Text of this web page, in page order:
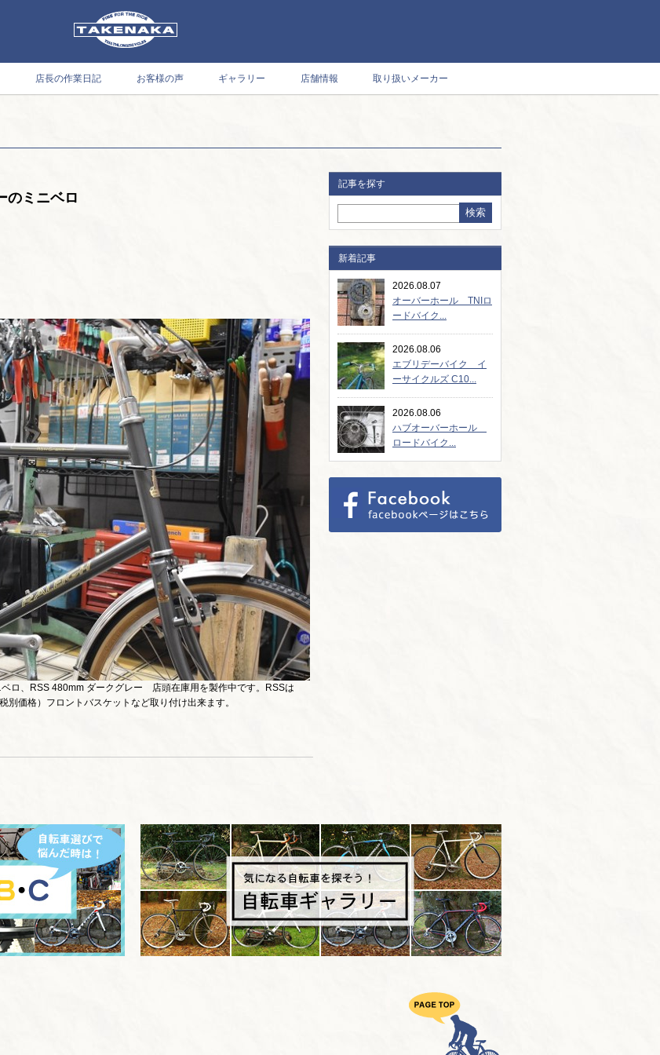
店長の作業日記 お客様の声 ギャラリー 店舗情報 取り扱いメーカー
のミニベロ
ロ、RSS 480mm ダークグレー 店頭在庫用を製作中です。RSSは
価格）フロントバスケットなど取り付け出来ます。
記事を探す
新着記事
2026.08.07
オーバーホール TNIロ
ードバイク...
2026.08.06
エブリデーバイク イ
ーサイクルズ C10...
2026.08.06
ハブオーバーホール
ロードバイク...